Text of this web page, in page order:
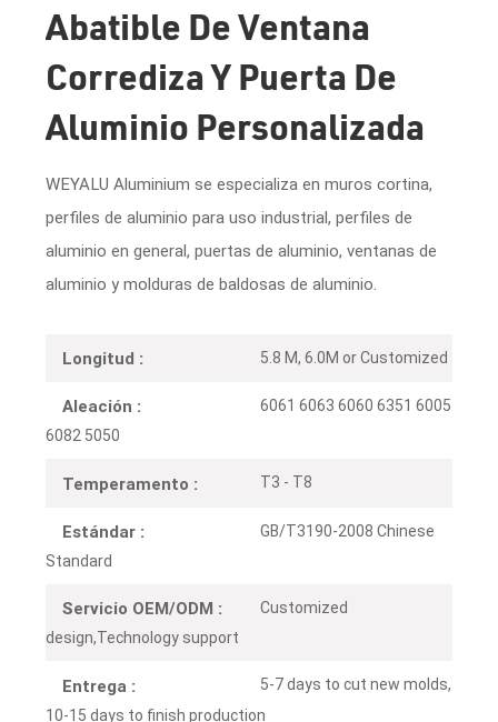
Abatible De Ventana
Corrediza Y Puerta De
Aluminio Personalizada
WEYALU Aluminium se especializa en muros cortina,
perfiles de aluminio para uso industrial, perfiles de
aluminio en general, puertas de aluminio, ventanas de
aluminio y molduras de baldosas de aluminio.
Longitud : 5.8 M, 6.0M or Customized
Aleación :
6061 6063 6060 6351 6005
6082 5050
Temperamento : T3 - T8
Estándar :
GB/T3190-2008 Chinese
Standard
Servicio OEM/ODM :
Customized
design,Technology support
Entrega :
5-7 days to cut new molds,
10-15 days to finish production